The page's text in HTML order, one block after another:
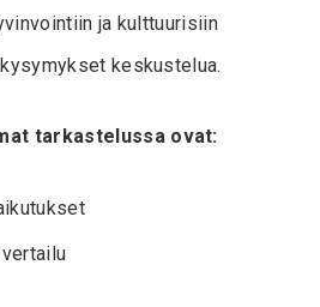
ja kulttuurisiin
keskustelua.
tarkastelussa ovat: